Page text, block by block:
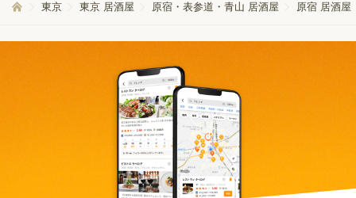
東京 東京 居酒屋 原宿・表参道・青山 居酒屋 原宿 居酒屋